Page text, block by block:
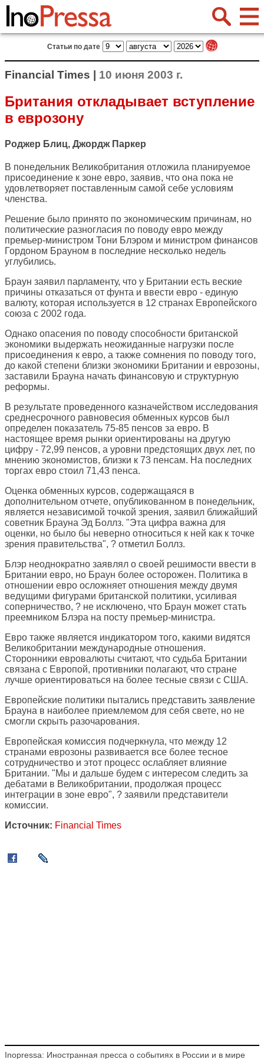
Статьи по дате
Financial Times | 10 июня 2003 г.
Британия откладывает вступление
в еврозону
Роджер Блиц, Джордж Паркер
В понедельник Великобритания отложила планируемое
присоединение к зоне евро, заявив, что она пока не
удовлетворяет поставленным самой себе условиям
членства.
Решение было принято по экономическим причинам, но
политические разногласия по поводу евро между
премьер-министром Тони Блэром и министром финансов
Гордоном Брауном в последние несколько недель
углубились.
Браун заявил парламенту, что у Британии есть веские
причины отказаться от фунта и ввести евро - единую
валюту, которая используется в 12 странах Европейского
союза с 2002 года.
Однако опасения по поводу способности британской
экономики выдержать неожиданные нагрузки после
присоединения к евро, а также сомнения по поводу того,
до какой степени близки экономики Британии и еврозоны,
заставили Брауна начать финансовую и структурную
реформы.
В результате проведенного казначейством исследования
среднесрочного равновесия обменных курсов был
определен показатель 75-85 пенсов за евро. В
настоящее время рынки ориентированы на другую
цифру - 72,99 пенсов, а уровни предстоящих двух лет, по
мнению экономистов, близки к 73 пенсам. На последних
торгах евро стоил 71,43 пенса.
Оценка обменных курсов, содержащаяся в
дополнительном отчете, опубликованном в понедельник,
является независимой точкой зрения, заявил ближайший
советник Брауна Эд Боллз. "Эта цифра важна для
оценки, но было бы неверно относиться к ней как к точке
зрения правительства", ? отметил Боллз.
Блэр неоднократно заявлял о своей решимости ввести в
Британии евро, но Браун более осторожен. Политика в
отношении евро осложняет отношения между двумя
ведущими фигурами британской политики, усиливая
соперничество, ? не исключено, что Браун может стать
преемником Блэра на посту премьер-министра.
Евро также является индикатором того, какими видятся
Великобритании международные отношения.
Сторонники евровалюты считают, что судьба Британии
связана с Европой, противники полагают, что стране
лучше ориентироваться на более тесные связи с США.
Европейские политики пытались представить заявление
Брауна в наиболее приемлемом для себя свете, но не
смогли скрыть разочарования.
Европейская комиссия подчеркнула, что между 12
странами еврозоны развивается все более тесное
сотрудничество и этот процесс ослабляет влияние
Британии. "Мы и дальше будем с интересом следить за
дебатами в Великобритании, продолжая процесс
интеграции в зоне евро", ? заявили представители
комиссии.
Источник: Financial Times
Inopressa: Иностранная пресса о событиях в России и в мире